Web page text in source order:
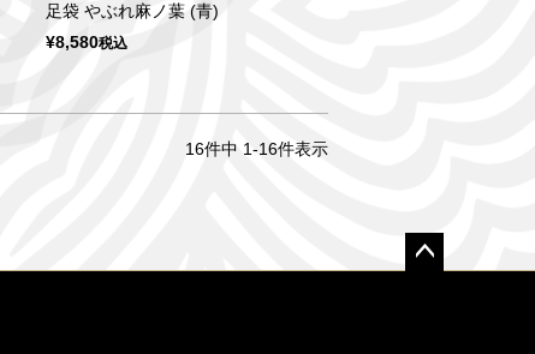
足袋 やぶれ麻ノ葉 (青)
¥8,580税込
16件中 1-16件表示